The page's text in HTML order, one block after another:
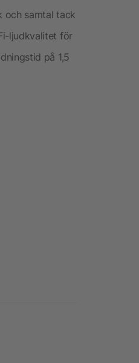
och samtal tack
ljudkvalitet för
på 1,5